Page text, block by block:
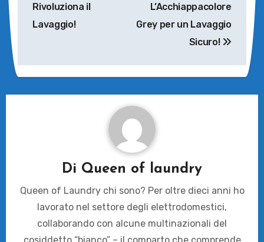
Rivoluziona il
Lavaggio!
L’Acchiappacolore
Grey per un Lavaggio
Sicuro!
Di Queen of laundry
Queen of Laundry chi sono? Per oltre dieci anni ho
lavorato nel settore degli elettrodomestici,
collaborando con alcune multinazionali del
cosiddetto “bianco” – il comparto che comprende